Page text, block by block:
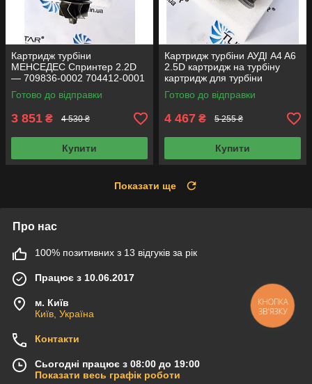
Картридж турбіни
МЕНСЕДЕС Спринтер 2.2D
— 709836-0002 704412-0001
709835-0001 709836-
0001 709836-0003
Готово до відправки
3 851 ₴ 4 530 ₴
Купити
Картридж турбіни АУДІ A4 A6
2.5D картридж на турбіну
картридж для турбіни
454135-0001 454135-0006
Готово до відправки
4 467 ₴ 5 255 ₴
Купити
Показати ще
Про нас
100% позитивних з 13 відгуків за рік
Працює з 10.06.2017
м. Київ
Київ, Україна
Контакти
Сьогодні працює з 08:00 до 19:00
Показати весь графік роботи
КНОПКА
ЗВ'ЯЗКУ